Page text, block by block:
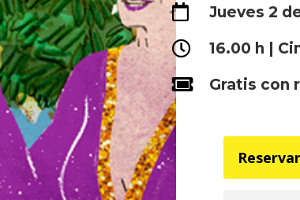
 Jueves 2
 16.00 h |
 Gratis con